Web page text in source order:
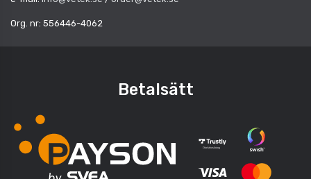
Org. nr: 556446-4062
Betalsätt